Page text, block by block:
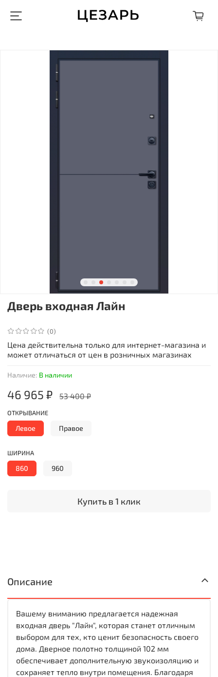
(0)
Наличие: В наличии
Дверь входная Лайн
46 965 ₽ 53 400 ₽
Купить в 1 клик
ОТКРЫВАНИЕ
Левое Правое
ШИРИНА
860 960
Цена действительна только для интернет-магазина и
может отличаться от цен в розничных магазинах
Описание
Вашему вниманию предлагается надежная
входная дверь "Лайн", которая станет отличным
выбором для тех, кто ценит безопасность своего
дома. Дверное полотно толщиной 102 мм
обеспечивает дополнительную звукоизоляцию и
сохраняет тепло внутри помещения. Благодаря